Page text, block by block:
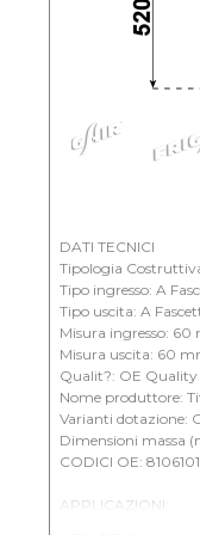
DATI TECNICI
Tipologia
Tipo ingresso: A
Tipo uscita: A
Misura ingresso: 60
Misura uscita: 60
Qualit?: OE Quality
Nome produttore:
Varianti dotazione:
Dimensioni massa
CODICI OE:
APPLICAZIONI: